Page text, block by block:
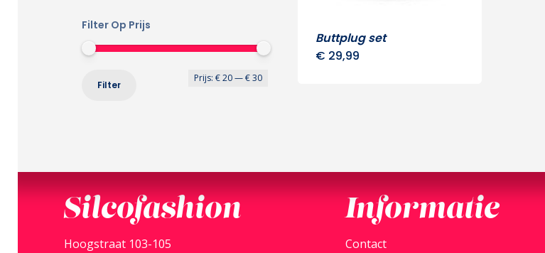
Filter Op Prijs
Filter
Prijs: € 20—€ 30
Buttplug set
€ 29,99
Silcofashion
Hoogstraat 103-105
Informatie
Contact